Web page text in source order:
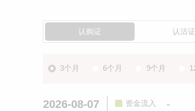
认购证 认沽证
3个月 6个月 9个月
2026-08-07 资金流入 -